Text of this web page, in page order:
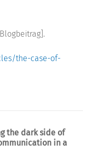
the-case-of-
the dark side of
in a